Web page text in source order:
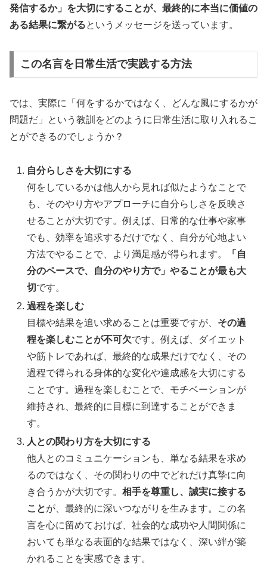
発信するか」を大切にすることが、最終的に本当に価値の
ある結果に繋がるというメッセージを送っています。
この名言を日常生活で実践する方法
では、実際に「何をするかではなく、どんな風にするかが
問題だ」という教訓をどのように日常生活に取り入れるこ
とができるのでしょうか？
自分らしさを大切にする
何をしているかは他人から見れば似たようなことで
も、そのやり方やアプローチに自分らしさを反映さ
せることが大切です。例えば、日常的な仕事や家事
でも、効率を追求するだけでなく、自分が心地よい
方法でやることで、より満足感が得られます。
「自
分のペースで、自分のやり方で」やることが最も大
切 です。
過程を楽しむ
目標や結果を追い求めることは重要ですが、 その過
程を楽しむことが不可欠です。例えば、ダイエット
や筋トレであれば、最終的な成果だけでなく、その
過程で得られる身体的な変化や達成感を大切にする
ことです。過程を楽しむことで、モチベーションが
維持され、最終的に目標に到達することができま
す。
人との関わり方を大切にする
他人とのコミュニケーションも、単なる結果を求め
るのではなく、その関わりの中でどれだけ真摯に向
き合うかが大切です。相手を尊重し、誠実に接する
ことが、最終的に深いつながりを生みます。この名
言を心に留めておけば、社会的な成功や人間関係に
おいても単なる表面的な結果ではなく、深い絆が築
かれることを実感できます。